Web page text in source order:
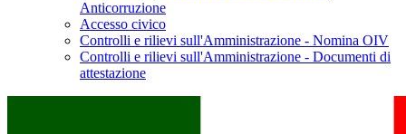
Anticorruzione
Accesso civico
Controlli e rilievi sull'Amministrazione - Nomina OIV
Controlli e rilievi sull'Amministrazione - Documenti di
attestazione